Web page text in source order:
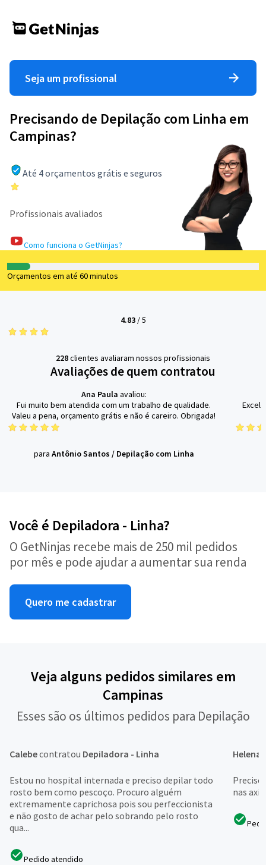
Seja um profissional
Precisando de Depilação com Linha em
Campinas?
Até 4 orçamentos grátis e seguros
Profissionais avaliados
Como funciona o GetNinjas?
Orçamentos em até 60 minutos
4.83/5
228clientes avaliaram nossos profissionais
Avaliações de quem contratou
Ana Paula avaliou:
Fui muito bem atendida com um trabalho de qualidade.
Valeu a pena, orçamento grátis e não é careiro. Obrigada!
para Antônio Santos / Depilação com Linha
Você é Depiladora - Linha?
O GetNinjas recebe mais de 250 mil pedidos
por mês e pode ajudar a aumentar sua renda
Quero me cadastrar
Veja alguns pedidos similares em
Campinas
Esses são os últimos pedidos para Depilação
Calebecontratou Depiladora - Linha
Estou no hospital internada e preciso depilar todo
rosto bem como pescoço. Procuro alguém
extremamente caprichosa pois sou perfeccionista
e não gosto de achar pelo sobrando pelo rosto
qua...
Pedido atendido
Helena
nas